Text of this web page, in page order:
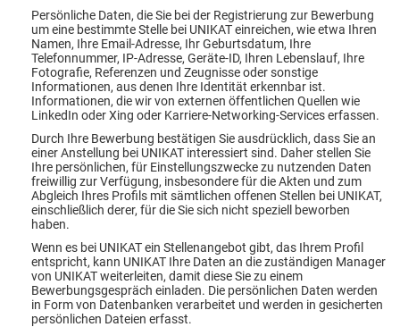
Persönliche Daten, die Sie bei der Registrierung zur Bewerbung
um eine bestimmte Stelle bei UNIKAT einreichen, wie etwa Ihren
Namen, Ihre Email-Adresse, Ihr Geburtsdatum, Ihre
Telefonnummer, IP-Adresse, Geräte-ID, Ihren Lebenslauf, Ihre
Fotografie, Referenzen und Zeugnisse oder sonstige
Informationen, aus denen Ihre Identität erkennbar ist.
Informationen, die wir von externen öffentlichen Quellen wie
LinkedIn oder Xing oder Karriere-Networking-Services erfassen.
Durch Ihre Bewerbung bestätigen Sie ausdrücklich, dass Sie an
einer Anstellung bei UNIKAT interessiert sind. Daher stellen Sie
Ihre persönlichen, für Einstellungszwecke zu nutzenden Daten
freiwillig zur Verfügung, insbesondere für die Akten und zum
Abgleich Ihres Profils mit sämtlichen offenen Stellen bei UNIKAT,
einschließlich derer, für die Sie sich nicht speziell beworben
haben.
Wenn es bei UNIKAT ein Stellenangebot gibt, das Ihrem Profil
entspricht, kann UNIKAT Ihre Daten an die zuständigen Manager
von UNIKAT weiterleiten, damit diese Sie zu einem
Bewerbungsgespräch einladen. Die persönlichen Daten werden
in Form von Datenbanken verarbeitet und werden in gesicherten
persönlichen Dateien erfasst.